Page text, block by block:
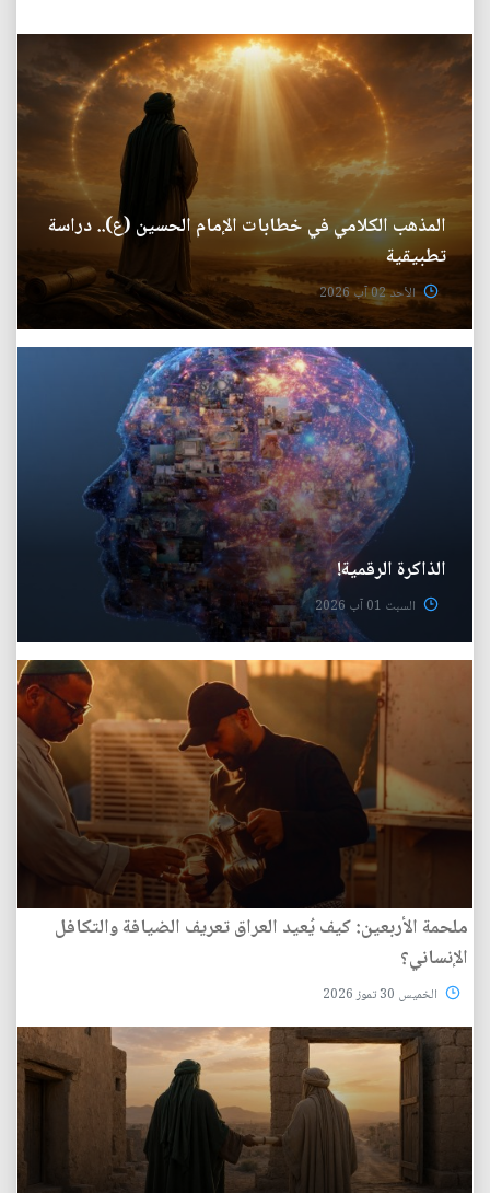
المذهب الكلامي في خطابات الإمام الحسين (ع).. دراسة
تطبيقية
الأحد 02 آب 2026
الذاكرة الرقمية!
السبت 01 آب 2026
ملحمة الأربعين: كيف يُعيد العراق تعريف الضيافة والتكافل
الإنساني؟
الخميس 30 تموز 2026